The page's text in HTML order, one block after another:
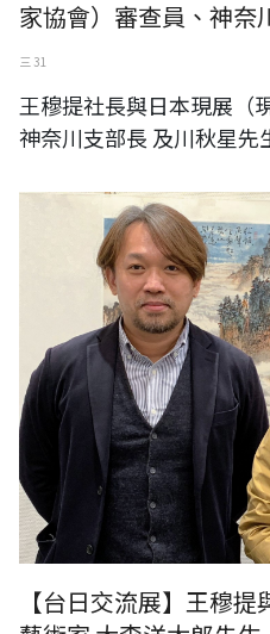
家協會）審查員、神奈
三 31
王穆提社長與日本現展（
神奈川支部長 及川秋星先
【台日交流展】王穆